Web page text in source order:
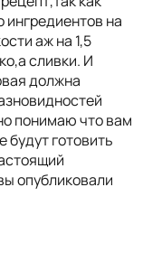
ингредиентов на
аж на 1,5
сливки. И
должна
понимаю что вам
будут готовить
опубликовали